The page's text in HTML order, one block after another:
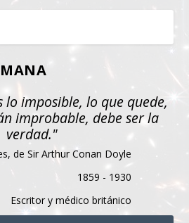
lo imposible, lo que quede,
improbable, debe ser la
verdad."
de Sir Arthur Conan Doyle
1859 - 1930
Escritor y médico británico